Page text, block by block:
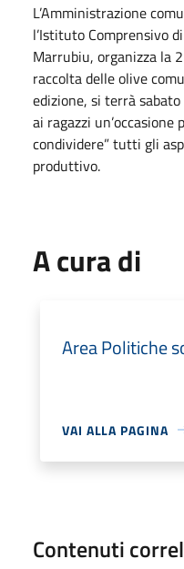
L’Amministrazione
l’Istituto Comprensivo
Marrubiu, organizza la
raccolta delle olive
edizione, si terrà
ai ragazzi
condividere” tutti gli
produttivo.
A cura di
Area Politiche
VAI ALLA PAGINA
Contenuti